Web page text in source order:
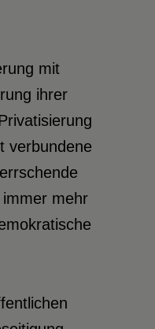
mit
ihrer
verbundene
mehr